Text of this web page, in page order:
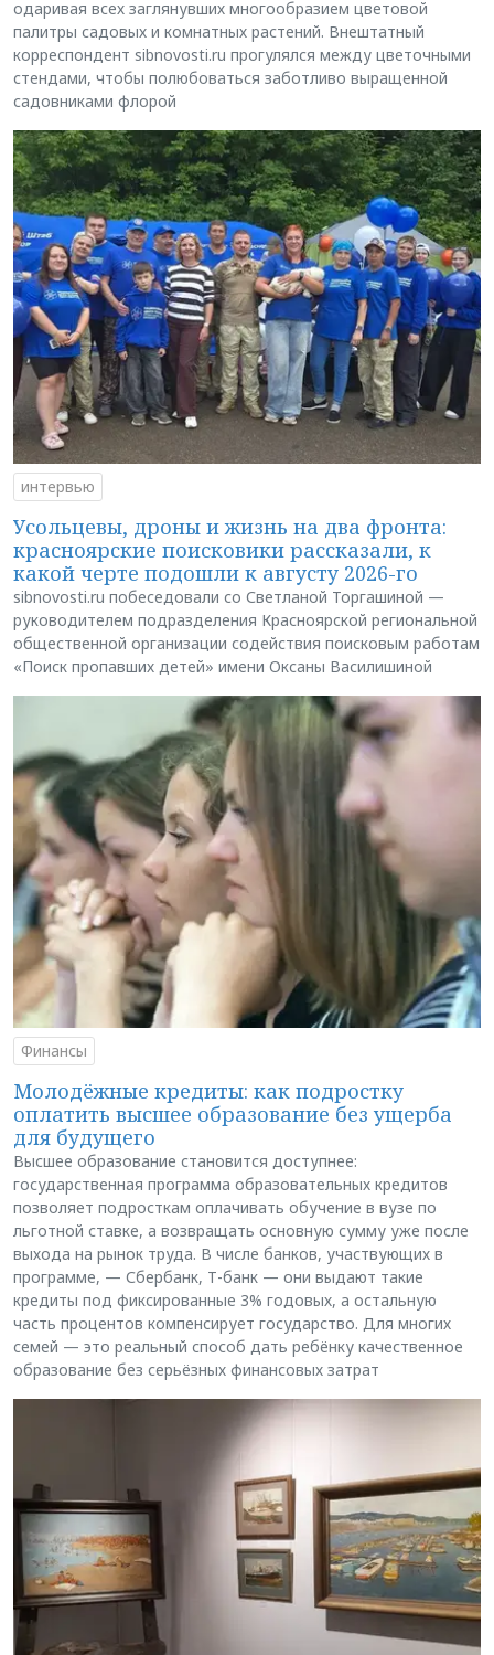
одаривая всех заглянувших многообразием цветовой
палитры садовых и комнатных растений. Внештатный
корреспондент sibnovosti.ru прогулялся между цветочными
стендами, чтобы полюбоваться заботливо выращенной
садовниками флорой
интервью
Усольцевы, дроны и жизнь на два фронта:
красноярские поисковики рассказали, к
какой черте подошли к августу 2026-го
sibnovosti.ru побеседовали со Светланой Торгашиной —
руководителем подразделения Красноярской региональной
общественной организации содействия поисковым работам
«Поиск пропавших детей» имени Оксаны Василишиной
Финансы
Молодёжные кредиты: как подростку
оплатить высшее образование без ущерба
для будущего
Высшее образование становится доступнее:
государственная программа образовательных кредитов
позволяет подросткам оплачивать обучение в вузе по
льготной ставке, а возвращать основную сумму уже после
выхода на рынок труда. В числе банков, участвующих в
программе, — Сбербанк, Т-банк — они выдают такие
кредиты под фиксированные 3% годовых, а остальную
часть процентов компенсирует государство. Для многих
семей — это реальный способ дать ребёнку качественное
образование без серьёзных финансовых затрат